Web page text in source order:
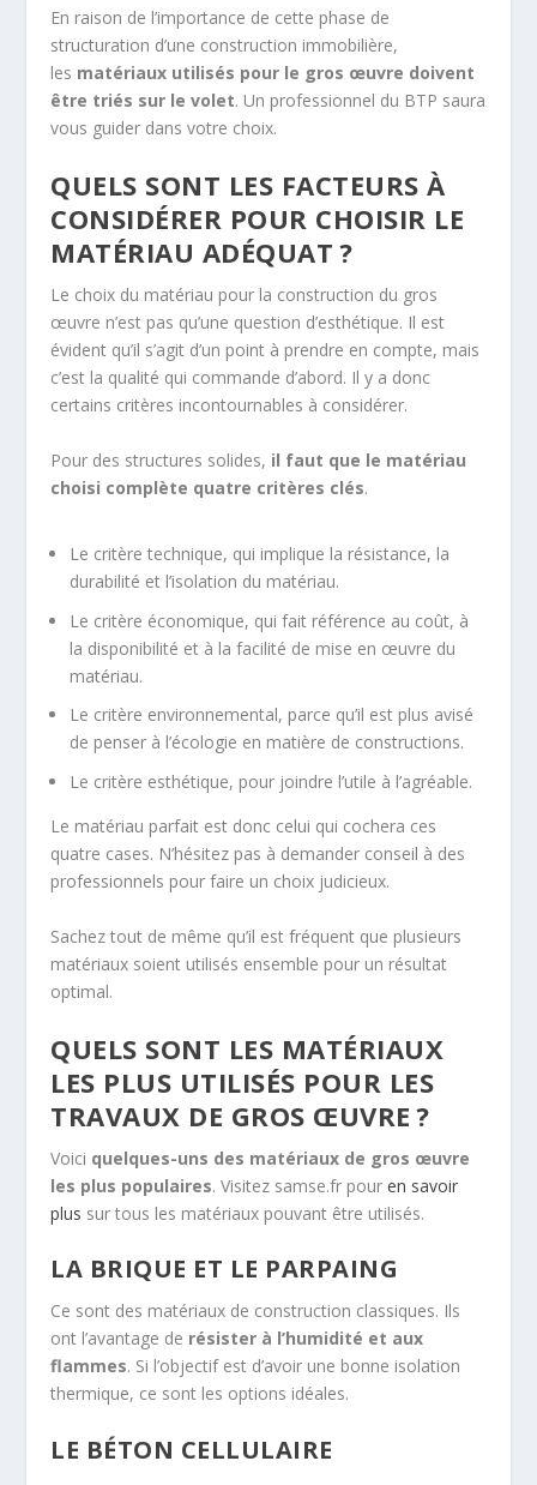
En raison de l’importance de cette phase de
structuration d’une construction immobilière,
les matériaux utilisés pour le gros œuvre doivent
être triés sur le volet. Un professionnel du BTP saura
vous guider dans votre choix.
QUELS SONT LES FACTEURS À
CONSIDÉRER POUR CHOISIR LE
MATÉRIAU ADÉQUAT ?
Le choix du matériau pour la construction du gros
œuvre n’est pas qu’une question d’esthétique. Il est
évident qu’il s’agit d’un point à prendre en compte, mais
c’est la qualité qui commande d’abord. Il y a donc
certains critères incontournables à considérer.
Pour des structures solides, il faut que le matériau
choisi complète quatre critères clés.
Le critère technique, qui implique la résistance, la
durabilité et l’isolation du matériau.
Le critère économique, qui fait référence au coût, à
la disponibilité et à la facilité de mise en œuvre du
matériau.
Le critère environnemental, parce qu’il est plus avisé
de penser à l’écologie en matière de constructions.
Le critère esthétique, pour joindre l’utile à l’agréable.
Le matériau parfait est donc celui qui cochera ces
quatre cases. N’hésitez pas à demander conseil à des
professionnels pour faire un choix judicieux.
Sachez tout de même qu’il est fréquent que plusieurs
matériaux soient utilisés ensemble pour un résultat
optimal.
QUELS SONT LES MATÉRIAUX
LES PLUS UTILISÉS POUR LES
TRAVAUX DE GROS ŒUVRE ?
Voici quelques-uns des matériaux de gros œuvre
les plus populaires. Visitez samse.fr pouren savoir
plus sur tous les matériaux pouvant être utilisés.
LA BRIQUE ET LE PARPAING
Ce sont des matériaux de construction classiques. Ils
ont l’avantage de résister à l’humidité et aux
flammes. Si l’objectif est d’avoir une bonne isolation
thermique, ce sont les options idéales.
LE BÉTON CELLULAIRE